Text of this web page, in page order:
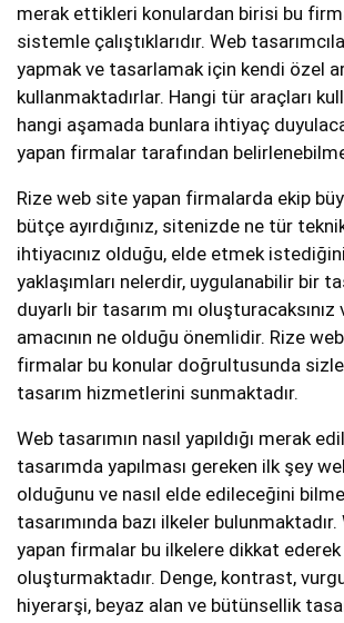
merak ettikleri konulardan birisi bu
sistemle çalıştıklarıdır. Web
yapmak ve tasarlamak için kendi özel
kullanmaktadırlar. Hangi tür araçları
hangi aşamada bunlara ihtiyaç
yapan firmalar tarafından
Rize web site yapan firmalarda ekip
bütçe ayırdığınız, sitenizde ne tür
ihtiyacınız olduğu, elde etmek
yaklaşımları nelerdir, uygulanabilir bir
duyarlı bir tasarım mı
amacının ne olduğu önemlidir. Rize
firmalar bu konular doğrultusunda
tasarım hizmetlerini sunmaktadır.
Web tasarımın nasıl yapıldığı merak
tasarımda yapılması gereken ilk şey
olduğunu ve nasıl elde edileceğini
tasarımında bazı ilkeler
yapan firmalar bu ilkelere dikkat ederek
oluşturmaktadır. Denge, kontrast,
hiyerarşi, beyaz alan ve bütünsellik